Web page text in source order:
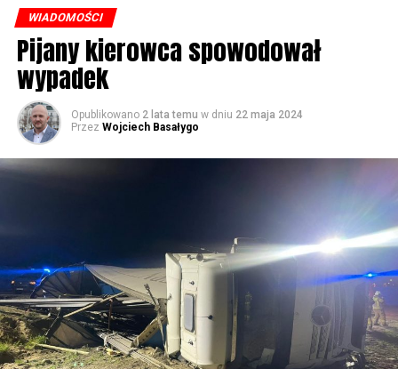
(Niemcy), Biblioteka Publiczna Gminy Wolin, Parafia
Rzymskokatolicka w Wolinie
59712 odsłon
WIADOMOŚCI
Pijany kierowca spowodował
wypadek
Opublikowano 2 lata temu w dniu 22 maja 2024
Przez Wojciech Basałygo